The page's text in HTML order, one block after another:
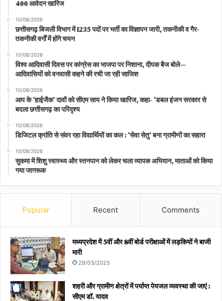
400 आवेदन खारिज
10/08/2026
छत्तीसगढ़ बिजली विभाग में 1235 पदों पर भर्ती का विज्ञापन जारी, तकनीकी व गैर-
तकनीकी वर्गों में होंगे चयन
10/08/2026
विश्व आदिवासी दिवस पर कांग्रेस का भाजपा पर निशाना, दीपक बैज बोले—
आदिवासियों को वनवासी कहने की रची जा रही साजिश
10/08/2026
आप के ‘हाईजैक’ दावों को सीएम साय ने किया खारिज, कहा- ‘डबल इंजन सरकार से
बदला छत्तीसगढ़ का परिदृश्य
10/08/2026
डिजिटल क्रांति से संवर रहा विद्यार्थियों का कल : ‘सेवा सेतु’ बना ग्रामीणों का सहारा
10/08/2026
सुकमा में शिशु स्वास्थ्य और स्तनपान को लेकर चला व्यापक अभियान, माताओं को किया
गया जागरूक
Popular Recent Comments
मध्यप्रदेश में 5वीं और 8वीं बोर्ड परीक्षाओं में लड़कियों ने बाजी
मारी
29/03/2025
शहरी और ग्रामीण क्षेत्रों में पर्याप्त पेयजल व्यवस्था की जाएं :
सीएम डॉ. यादव